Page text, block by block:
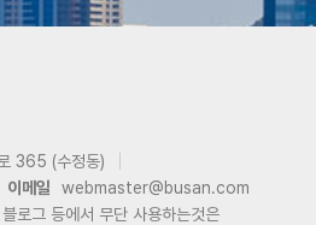
365 (수정동)
이메일
webmaster@busan.com
로그 등에서 무단 사용하는것은